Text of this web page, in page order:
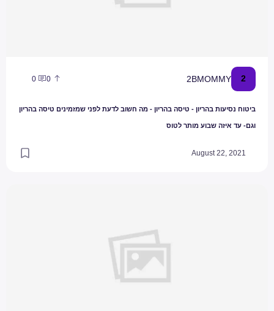
2
2BMOMMY
0
0
ביטוח נסיעות בהריון - טיסה בהריון - מה חשוב לדעת לפני שמזמינים טיסה בהריון
וגם- עד איזה שבוע מותר לטוס
August 22, 2021